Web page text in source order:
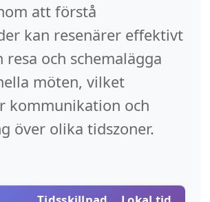
att förstå
kan resenärer effektivt
resa och schemalägga
möten, vilket
kommunikation och
över olika tidszoner.